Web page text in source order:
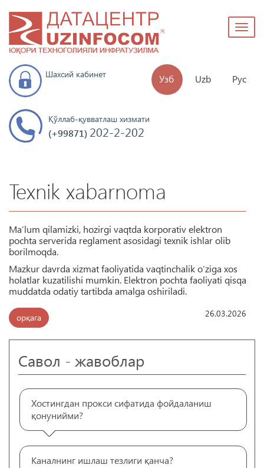
Узб Uzb Рус
Шахсий кабинет
Қўллаб-қувватлаш хизмати
(+99871) 202-2-202
Texnik xabarnoma
Ma’lum qilamizki, hozirgi vaqtda korporativ elektron
pochta serverida reglament asosidagi texnik ishlar olib
borilmoqda.
Mazkur davrda xizmat faoliyatida vaqtinchalik o‘ziga xos
holatlar kuzatilishi mumkin. Elektron pochta faoliyati qisqa
muddatda odatiy tartibda amalga oshiriladi.
орқага 26.03.2026
Савол - жавоблар
Хостингдан прокси сифатида фойдаланиш
қонунийми?
Каналнинг ишлаш тезлиги қанча?